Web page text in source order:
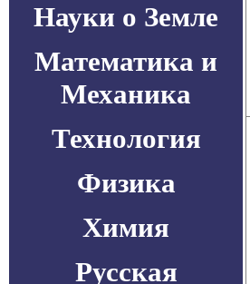
Науки о Земле
Математика и
Механика
Технология
Физика
Химия
Русская